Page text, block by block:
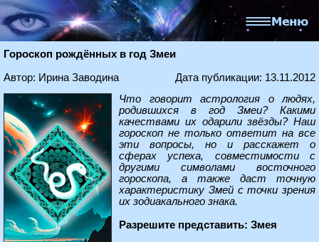
Гороскоп рождённых в год Змеи
Автор: Ирина Заводина
Дата публикации: 13.11.2012
Что говорит астрология о людях,
родившихся в год Змеи? Какими
качествами их одарили звёзды? Наш
гороскоп не только ответит на все
эти вопросы, но и расскажет о
сферах успеха, совместимости с
другими символами восточного
гороскопа, а также даст точную
характеристику Змей с точки зрения
их зодиакального знака.
Разрешите представить: Змея